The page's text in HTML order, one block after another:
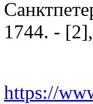
1744. -
https://